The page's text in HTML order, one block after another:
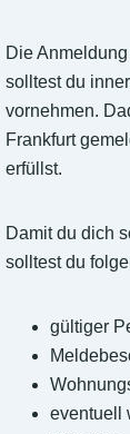
Die
solltest du
vornehmen.
Frankfurt
erfüllst.
Damit du dich
solltest du
gültiger
eventuell